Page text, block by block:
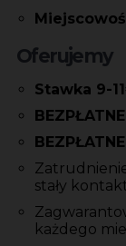
Oferujemy
Stawka 9-
stały
każdego